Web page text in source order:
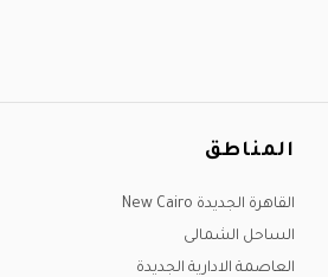
المناطق
القاهرة الجديدة New Cairo
الساحل الشمالى
العاصمة الادارية الجديدة